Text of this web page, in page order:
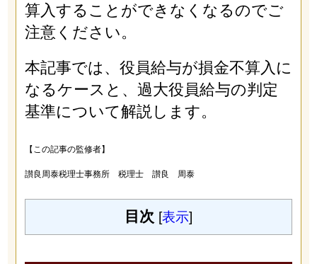
算入することができなくなるのでご
注意ください。
本記事では、役員給与が損金不算入に
なるケースと、過大役員給与の判定
基準について解説します。
【この記事の監修者】
讃良周泰税理士事務所 税理士 讃良 周泰
目次 [表示]